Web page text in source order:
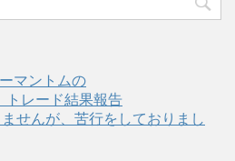
マントムの
トレード結果報告
せんが、苦行をしておりまし